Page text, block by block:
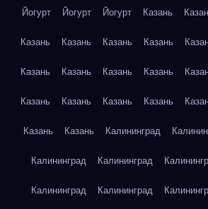
Йогурт Йогурт Йогурт Казань
Казань Казань Казань Казань
Казань Казань Казань Казань
Казань Казань Казань Казань
Казань Казань Калининград
Калининград Калининград
Калининград Калининград